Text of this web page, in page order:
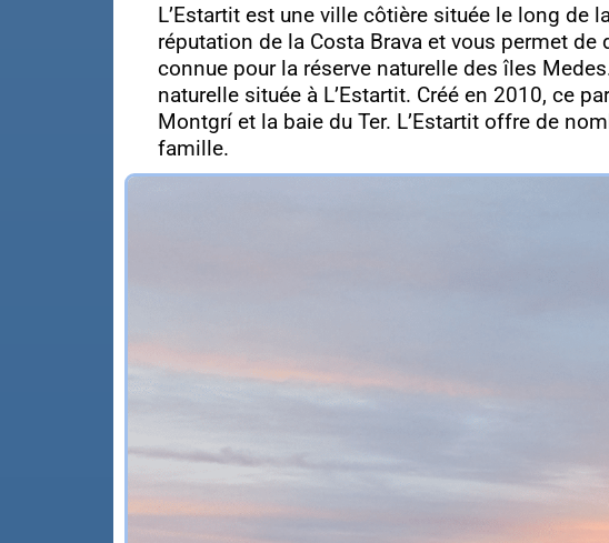
L’Estartit est une ville côtière située le long de
réputation de la Costa Brava et vous permet
connue pour la réserve naturelle des îles
naturelle située à L’Estartit. Créé en 2010, ce
Montgrí et la baie du Ter. L’Estartit offre de
famille.